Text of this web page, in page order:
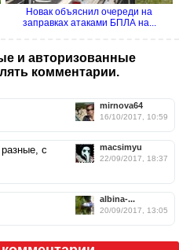
Новак объяснил очереди на
заправках атаками БПЛА на...
и авторизованные
комментарии.
mirnova64
16/10/2017, 10:59
macsimyu
22/09/2017, 18:37
с
albina-...
20/09/2017, 13:05